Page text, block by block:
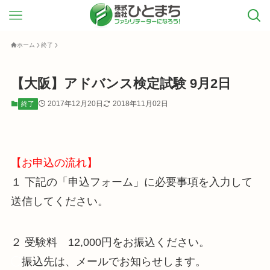
ホーム 終了
【大阪】アドバンス検定試験 9月2日
終了 2017年12月20日 2018年11月02日
【お申込の流れ】
１ 下記の「申込フォーム」に必要事項を入力して
送信してください。
２ 受験料 12,000円をお振込ください。
振込先は、メールでお知らせします。